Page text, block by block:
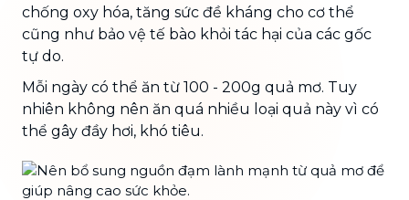
chống oxy hóa, tăng sức đề kháng cho cơ thể
cũng như bảo vệ tế bào khỏi tác hại của các gốc
tự do.
Mỗi ngày có thể ăn từ 100 - 200g quả mơ. Tuy
nhiên không nên ăn quá nhiều loại quả này vì có
thể gây đầy hơi, khó tiêu.